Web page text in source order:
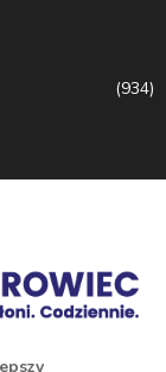
(934)